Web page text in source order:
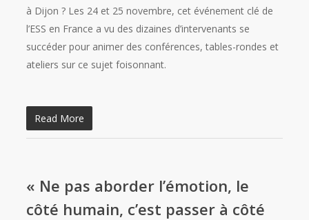
à Dijon ? Les 24 et 25 novembre, cet événement clé de
l’ESS en France a vu des dizaines d’intervenants se
succéder pour animer des conférences, tables-rondes et
ateliers sur ce sujet foisonnant.
Read More
« Ne pas aborder l’émotion, le
côté humain, c’est passer à côté